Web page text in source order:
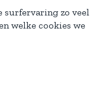
surfervaring zo veel
welke cookies we